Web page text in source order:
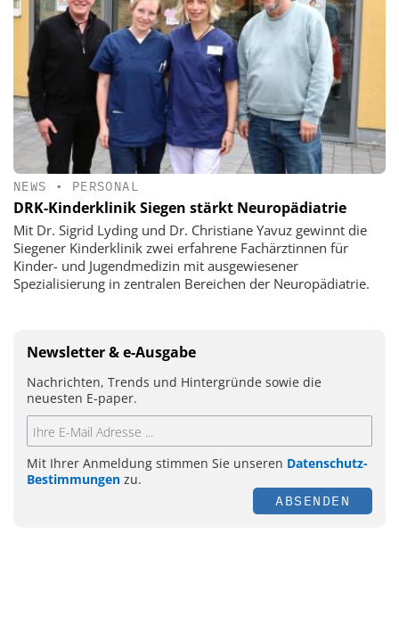
NEWS • PERSONAL
DRK-Kinderklinik Siegen stärkt Neuropädiatrie
Mit Dr. Sigrid Lyding und Dr. Christiane Yavuz gewinnt die
Siegener Kinderklinik zwei erfahrene Fachärztinnen für
Kinder- und Jugendmedizin mit ausgewiesener
Spezialisierung in zentralen Bereichen der Neuropädiatrie.
Newsletter & e-Ausgabe
Nachrichten, Trends und Hintergründe sowie die
neuesten E-paper.
Mit Ihrer Anmeldung stimmen Sie unseren Datenschutz-
Bestimmungen zu.
ABSENDEN